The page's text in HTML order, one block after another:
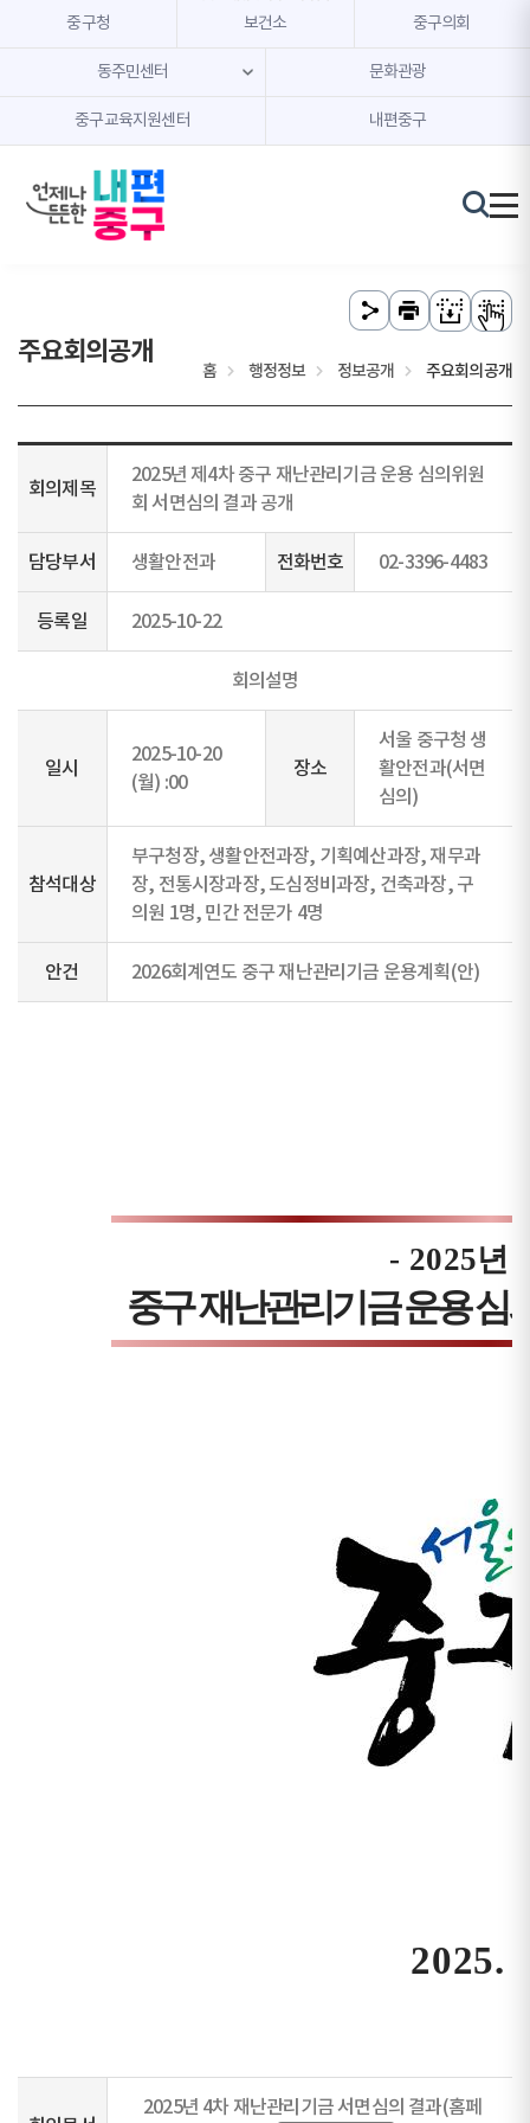
본문 내용 바로가기
주메뉴 바로가기
중구청 보건소 중구의회
동주민센터 문화관광
중구교육지원센터 내편중구
주요회의공개
홈 행정정보 정보공개 주요회의공개
회의제목
2025년 제4차 중구 재난관리기금 운용 심의위원
회 서면심의 결과 공개
담당부서 생활안전과 전화번호 02-3396-4483
등록일 2025-10-22
회의설명
일시
2025-10-20
(월) :00
장소
서울 중구청 생
활안전과(서면
심의)
참석대상
부구청장, 생활안전과장, 기획예산과장, 재무과
장, 전통시장과장, 도심정비과장, 건축과장, 구
의원 1명, 민간 전문가 4명
안건 2026회계연도 중구 재난관리기금 운용계획(안)
2025년 4차 재난관리기금 서면심의 결과(홈페